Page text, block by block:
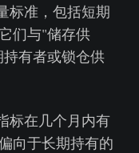
标准，包括短期
们与"储存供
有者或锁仓供
标在几个月内有
向于长期持有的